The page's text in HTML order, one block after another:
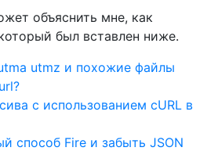
объяснить мне, как
был вставлен ниже.
utmz и похожие файлы
с использованием cURL в
способ Fire и забыть JSON